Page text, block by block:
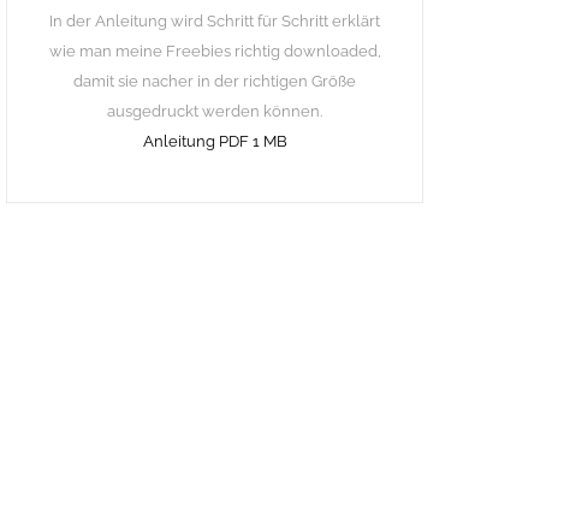
In der Anleitung wird Schritt für Schritt erklärt
wie man meine Freebies richtig downloaded,
damit sie nacher in der richtigen Größe
ausgedruckt werden können.
Anleitung PDF 1 MB